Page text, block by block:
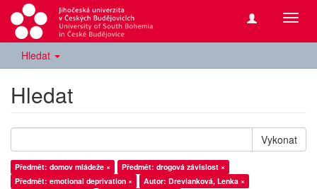
Hledat
Hledat
Vykonat
Předmět: domov mládeže ×
Předmět: drogová závislost ×
Předmět: emotional deprivation ×
Autor: Drevianková, Lenka ×